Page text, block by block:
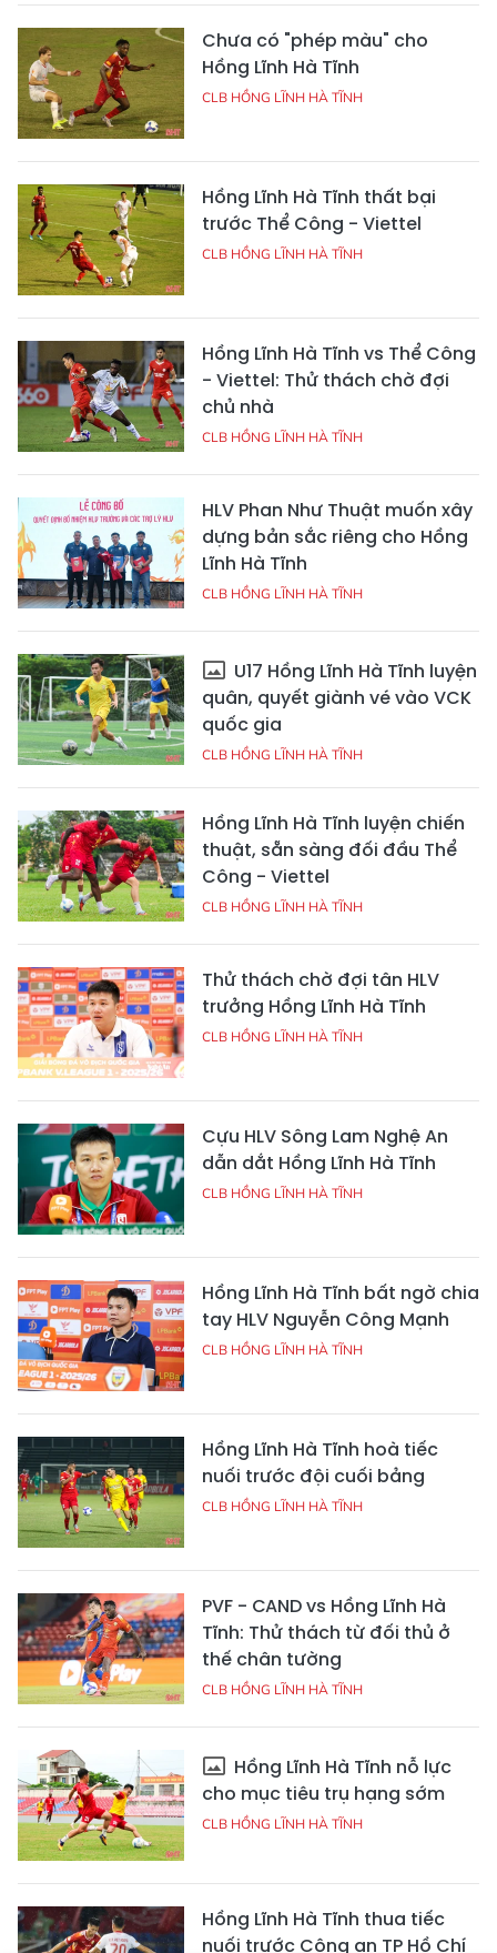
Chưa có "phép màu" cho
Hồng Lĩnh Hà Tĩnh
CLB HỒNG LĨNH HÀ TĨNH
Hồng Lĩnh Hà Tĩnh thất bại
trước Thể Công - Viettel
CLB HỒNG LĨNH HÀ TĨNH
Hồng Lĩnh Hà Tĩnh vs Thể Công
- Viettel: Thử thách chờ đợi
chủ nhà
CLB HỒNG LĨNH HÀ TĨNH
HLV Phan Như Thuật muốn xây
dựng bản sắc riêng cho Hồng
Lĩnh Hà Tĩnh
CLB HỒNG LĨNH HÀ TĨNH
U17 Hồng Lĩnh Hà Tĩnh luyện
quân, quyết giành vé vào VCK
quốc gia
CLB HỒNG LĨNH HÀ TĨNH
Hồng Lĩnh Hà Tĩnh luyện chiến
thuật, sẵn sàng đối đầu Thể
Công - Viettel
CLB HỒNG LĨNH HÀ TĨNH
Thử thách chờ đợi tân HLV
trưởng Hồng Lĩnh Hà Tĩnh
CLB HỒNG LĨNH HÀ TĨNH
Cựu HLV Sông Lam Nghệ An
dẫn dắt Hồng Lĩnh Hà Tĩnh
CLB HỒNG LĨNH HÀ TĨNH
Hồng Lĩnh Hà Tĩnh bất ngờ chia
tay HLV Nguyễn Công Mạnh
CLB HỒNG LĨNH HÀ TĨNH
Hồng Lĩnh Hà Tĩnh hoà tiếc
nuối trước đội cuối bảng
CLB HỒNG LĨNH HÀ TĨNH
PVF - CAND vs Hồng Lĩnh Hà
Tĩnh: Thử thách từ đối thủ ở
thế chân tường
CLB HỒNG LĨNH HÀ TĨNH
Hồng Lĩnh Hà Tĩnh nỗ lực
cho mục tiêu trụ hạng sớm
CLB HỒNG LĨNH HÀ TĨNH
Hồng Lĩnh Hà Tĩnh thua tiếc
nuối trước Công an TP Hồ Chí